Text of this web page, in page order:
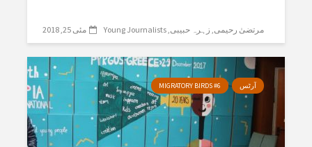
مرتضیٰ رحیمی زہرہ حبیبی Young Journalists مئی 25, 2018
آرٹس MIGRATORY BIRDS #6